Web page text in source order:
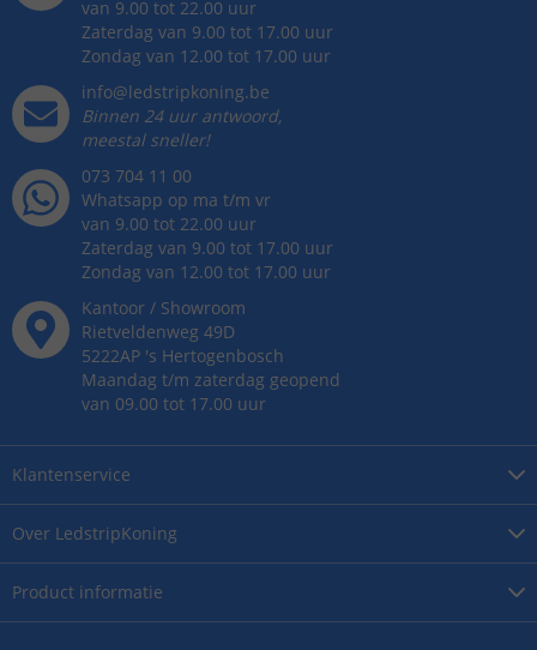
Over LedstripKoning
Product informatie
Klantenservice
van 9.00 tot 22.00 uur
Zaterdag van 9.00 tot 17.00 uur
Zondag van 12.00 tot 17.00 uur
info@ledstripkoning.be
Binnen 24 uur antwoord,
meestal sneller!
073 704 11 00
Whatsapp op ma t/m vr
van 9.00 tot 22.00 uur
Zaterdag van 9.00 tot 17.00 uur
Zondag van 12.00 tot 17.00 uur
Kantoor / Showroom
Rietveldenweg 49D
5222AP 's Hertogenbosch
Maandag t/m zaterdag geopend
van 09.00 tot 17.00 uur